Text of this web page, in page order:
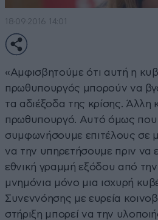
18·09·2016 14:01
«Αμφισβητούμε ότι αυτή η
πρωθυπουργός μπορούν να
τα αδιέξοδα της κρίσης. Άλλη
πρωθυπουργό. Αυτό όμως που
συμφωνήσουμε επιτέλους σε
να την υπηρετήσουμε πριν να
εθνική γραμμή εξόδου από την
μνημόνια μόνο μια ισχυρή
Συνεννόησης με ευρεία
στήριξη μπορεί να την